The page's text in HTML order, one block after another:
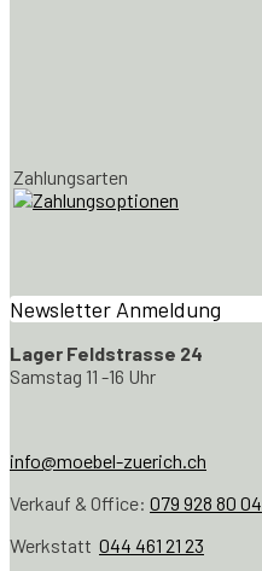
Zahlungsarten
Newsletter Anmeldung
Lager Feldstrasse 24
Samstag 11 -16 Uhr
info@moebel-zuerich.ch
Verkauf & Office: 079 928 80 04
Werkstatt 044 461 21 23